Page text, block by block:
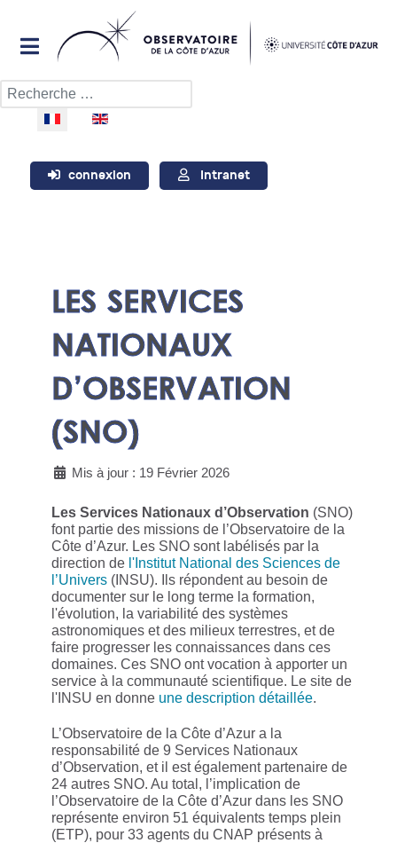
Rechercher
Sélectionnez votre langue
connexion Intranet
LES SERVICES
NATIONAUX
D’OBSERVATION
(SNO)
Mis à jour : 19 Février 2026
Les Services Nationaux d’Observation (SNO)
font partie des missions de l’Observatoire de la
Côte d’Azur. Les SNO sont labélisés par la
direction de l'Institut National des Sciences de
l’Univers (INSU). Ils répondent au besoin de
documenter sur le long terme la formation,
l'évolution, la variabilité des systèmes
astronomiques et des milieux terrestres, et de
faire progresser les connaissances dans ces
domaines. Ces SNO ont vocation à apporter un
service à la communauté scientifique. Le site de
l'INSU en donne une description détaillée.
L’Observatoire de la Côte d’Azur a la
responsabilité de 9 Services Nationaux
d’Observation, et il est également partenaire de
24 autres SNO. Au total, l’implication de
l’Observatoire de la Côte d’Azur dans les SNO
représente environ 51 équivalents temps plein
(ETP), pour 33 agents du CNAP présents à